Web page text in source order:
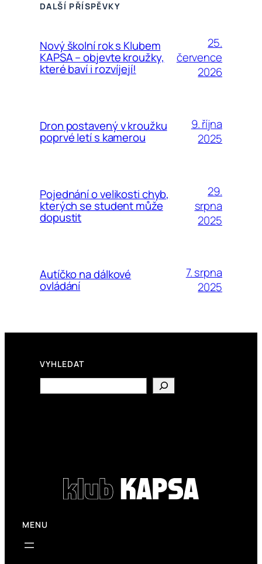
DALŠÍ PŘÍSPĚVKY
Nový školní rok s Klubem
KAPSA – objevte kroužky,
které baví i rozvíjejí!
25.
července
2026
Dron postavený v kroužku
poprvé letí s kamerou
9. října
2025
Pojednání o velikosti chyb,
kterých se student může
dopustit
29.
srpna
2025
Autíčko na dálkové
ovládání
7. srpna
2025
VYHLEDAT
MENU